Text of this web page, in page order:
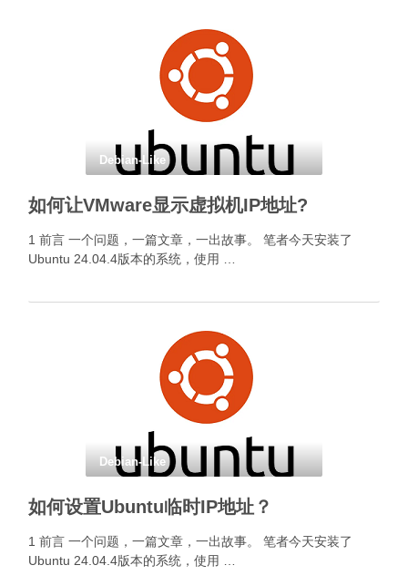
Debian-Like
如何让VMware显示虚拟机IP地址?
1 前言 一个问题，一篇文章，一出故事。 笔者今天安装了
Ubuntu 24.04.4版本的系统，使用 …
Debian-Like
如何设置Ubuntu临时IP地址？
1 前言 一个问题，一篇文章，一出故事。 笔者今天安装了
Ubuntu 24.04.4版本的系统，使用 …